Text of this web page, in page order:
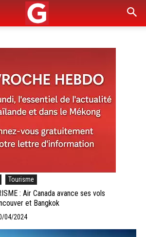
Tourisme
: Air Canada avance ses vols
et Bangkok
04/2024